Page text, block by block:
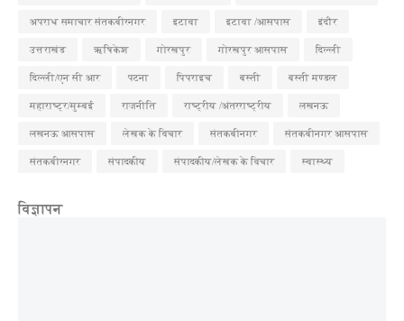
अपराध समाचार संतकबीरनगर इटावा इटावा /आसपास इंदौर
उत्तराखंड ऋषिकेश गोरखपुर गोरखपुर आसपास दिल्ली
दिल्ली/एन सी आर पटना पिपराइच बस्ती बस्ती मण्डल
महाराष्ट्र/मुम्बई राजनीति राष्ट्रीय /अंतरराष्ट्रीय लखनऊ
लखनऊ आसपास लेखक के विचार संतकबीनगर संतकबीनगर आसपास
संतकबीरनगर संपादकीय संपादकीय/लेखक के विचार स्वास्थ्य
विज्ञापन